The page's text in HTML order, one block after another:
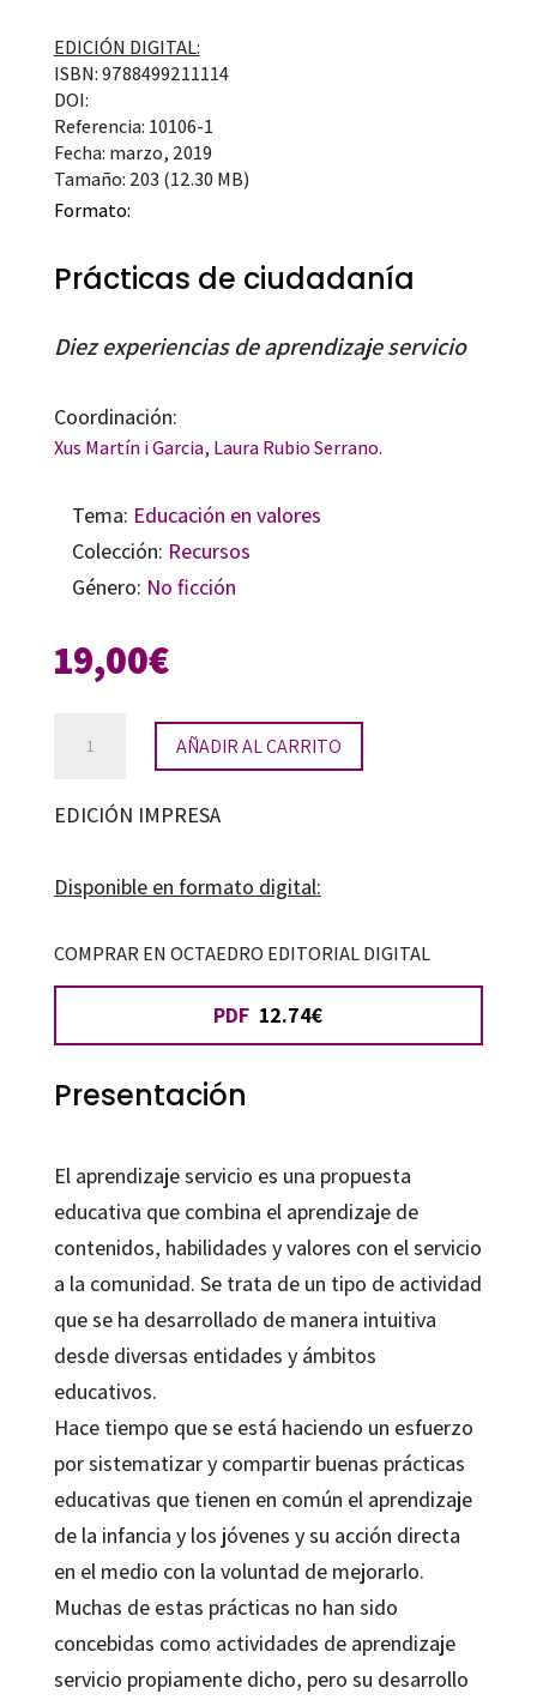
EDICIÓN DIGITAL:
ISBN: 9788499211114
DOI:
Referencia: 10106-1
Fecha: marzo, 2019
Tamaño: 203 (12.30 MB)
Formato:
Prácticas de ciudadanía
Diez experiencias de aprendizaje servicio
Coordinación:
Xus Martín i Garcia, Laura Rubio Serrano.
Tema: Educación en valores
Colección: Recursos
Género: No ficción
19,00€
ciudadanía
AÑADIR AL CARRITO
EDICIÓN IMPRESA
Disponible en formato digital:
COMPRAR EN OCTAEDRO EDITORIAL DIGITAL
PDF 12.74€
Presentación
El aprendizaje servicio es una propuesta
educativa que combina el aprendizaje de
contenidos, habilidades y valores con el servicio
a la comunidad. Se trata de un tipo de actividad
que se ha desarrollado de manera intuitiva
desde diversas entidades y ámbitos
educativos.
Hace tiempo que se está haciendo un esfuerzo
por sistematizar y compartir buenas prácticas
educativas que tienen en común el aprendizaje
de la infancia y los jóvenes y su acción directa
en el medio con la voluntad de mejorarlo.
Muchas de estas prácticas no han sido
concebidas como actividades de aprendizaje
servicio propiamente dicho, pero su desarrollo